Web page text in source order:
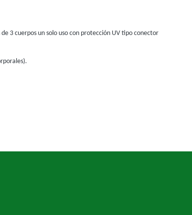
3 cuerpos un solo uso con protección UV tipo conector